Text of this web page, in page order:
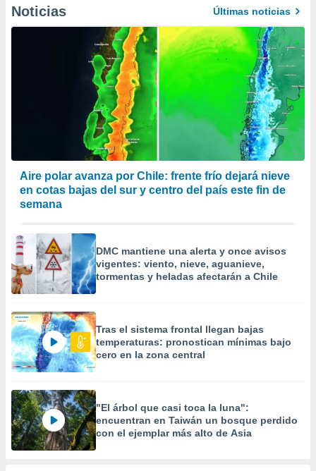
Noticias Últimas noticias
Aire polar avanza por Chile: frente frío dejará nieve
en cotas bajas del sur y centro del país este fin de
semana
DMC mantiene una alerta y once avisos
vigentes: viento, nieve, aguanieve,
tormentas y heladas afectarán a Chile
Tras el sistema frontal llegan bajas
temperaturas: pronostican mínimas bajo
cero en la zona central
"El árbol que casi toca la luna":
encuentran en Taiwán un bosque perdido
con el ejemplar más alto de Asia